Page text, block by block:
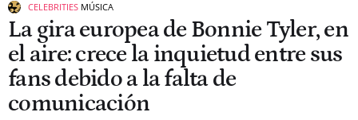
CELEBRITIES MÚSICA
La gira europea de Bonnie Tyler, en
el aire: crece la inquietud entre sus
fans debido a la falta de
comunicación